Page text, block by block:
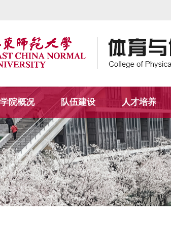
学院概况 队伍建设 人才培养